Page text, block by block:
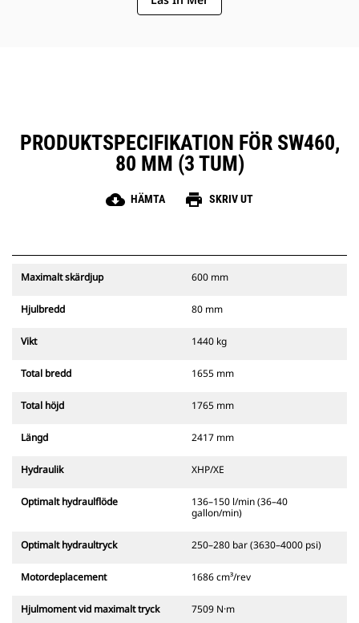
PRODUKTSPECIFIKATION FÖR SW460,
80 MM (3 TUM)
cloud_download HÄMTA print SKRIV UT
Maximalt skärdjup 600 mm
Hjulbredd 80 mm
Vikt 1440 kg
Total bredd 1655 mm
Total höjd 1765 mm
Längd 2417 mm
Hydraulik XHP/XE
Optimalt hydraulflöde
136–150 l/min (36–40
gallon/min)
Optimalt hydraultryck 250–280 bar (3630–4000 psi)
Motordeplacement 1686 cm³/rev
Hjulmoment vid maximalt tryck 7509 N·m